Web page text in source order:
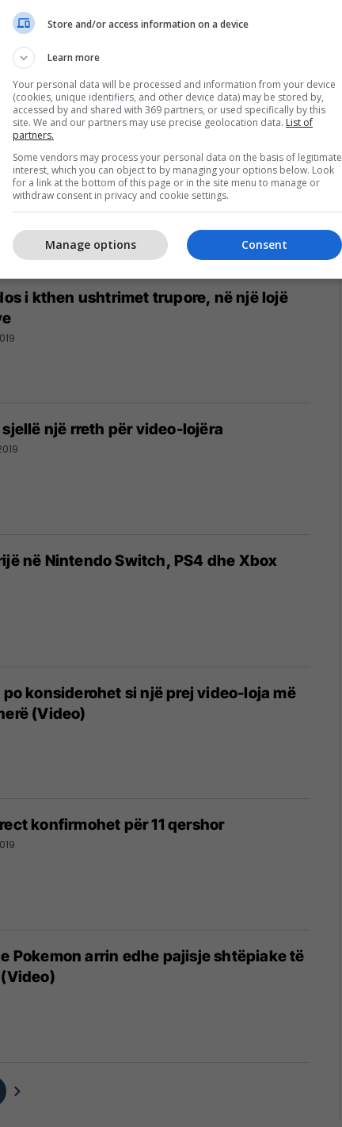
falje klientëve që iu ka dërguar
vend të Nintendo Switch
i kthen ushtrimet trupore, në një lojë
një rreth për video-lojëra
në Nintendo Switch, PS4 dhe Xbox
po konsiderohet si një prej video-loja më
(Video)
konfirmohet për 11 qershor
Pokemon arrin edhe pajisje shtëpiake të
Store and/or access information on a device
Learn more
Your personal data will be processed and information from your device
(cookies, unique identifiers, and other device data) may be stored by,
accessed by and shared with 369 partners, or used specifically by this
site. We and our partners may use precise geolocation data. List of
partners.
Some vendors may process your personal data on the basis of legitimate
interest, which you can object to by managing your options below. Look
for a link at the bottom of this page or in the site menu to manage or
withdraw consent in privacy and cookie settings.
Consent
Manage options